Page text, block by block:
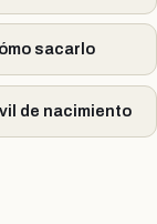
sacarlo
de nacimiento